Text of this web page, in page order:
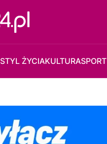
STYL ŻYCIAKULTURASPORT